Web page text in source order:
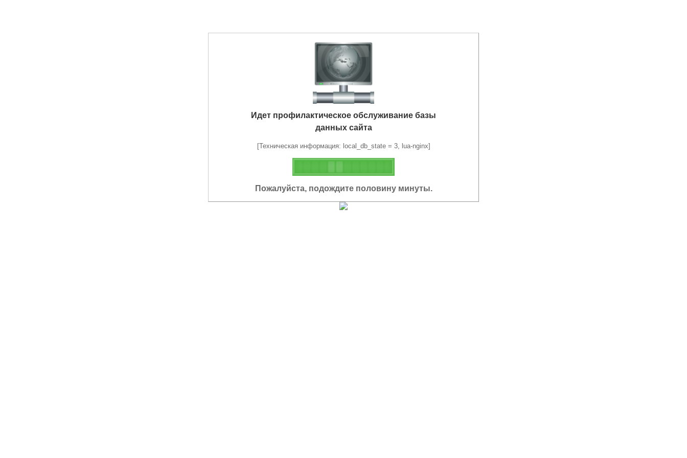
Идет профилактическое обслуживание базы
данных сайта
[Техническая информация: local_db_state = 3, lua-nginx]
Пожалуйста, подождите половину минуты.